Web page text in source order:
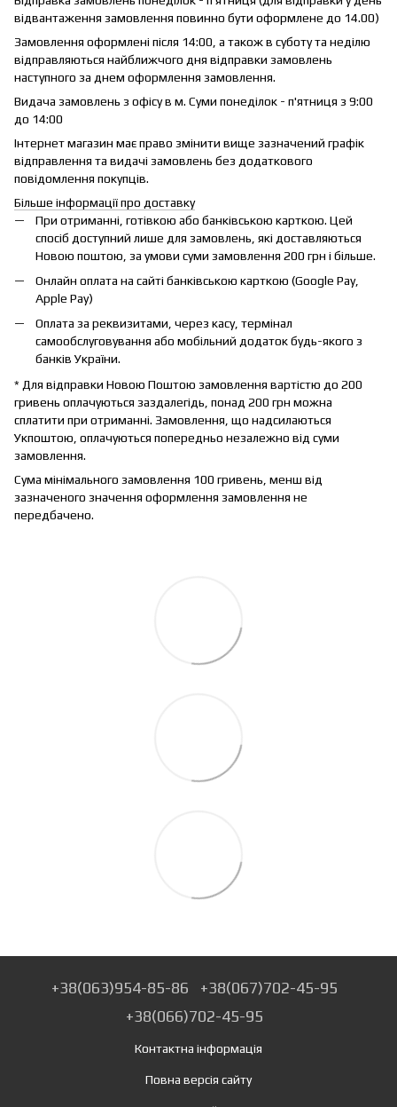
відвантаження замовлення повинно бути оформлене до 14.00)
Замовлення оформлені після 14:00, а також в суботу та неділю
відправляються найближчого дня відправки замовлень
наступного за днем оформлення замовлення.
Видача замовлень з офісу в м. Суми понеділок - п'ятниця з 9:00
до 14:00
Інтернет магазин має право змінити вище зазначений графік
відправлення та видачі замовлень без додаткового
повідомлення покупців.
Більше інформації про доставку
При отриманні, готівкою або банківською карткою. Цей
спосіб доступний лише для замовлень, які доставляються
Новою поштою, за умови суми замовлення 200 грн і більше.
Онлайн оплата на сайті банківською карткою (Google Pay,
Apple Pay)
Оплата за реквизитами, через касу, термінал
самообслуговування або мобільний додаток будь-якого з
банків України.
* Для відправки Новою Поштою замовлення вартістю до 200
гривень оплачуються заздалегідь, понад 200 грн можна
сплатити при отриманні. Замовлення, що надсилаються
Укпоштою, оплачуються попередньо незалежно від суми
замовлення.
Сума мінімального замовлення 100 гривень, менш від
зазначеного значення оформлення замовлення не
передбачено.
+38(063)954-85-86
+38(067)702-45-95
+38(066)702-45-95
Контактна інформація
Повна версія сайту